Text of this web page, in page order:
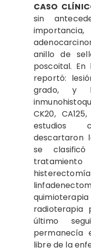
CASO
sin
anillo de
poscoital.
reportó:
grado, y
CK20,
estudios
descartaron
se
radioterapia
último
permanecía
libre de la